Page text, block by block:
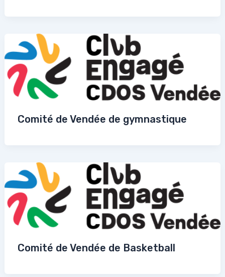
Comité de Vendée de gymnastique
Comité de Vendée de Basketball